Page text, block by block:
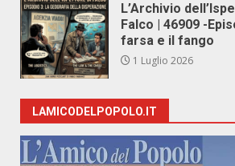
L’Archivio
Falco | 46909 -
farsa e il fango
1 Luglio 2026
LAMICODELPOPOLO.IT